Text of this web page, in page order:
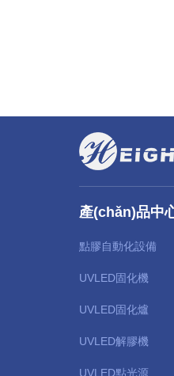
產(chǎn)品中
點膠自動化設備
UVLED固化機
UVLED固化爐
UVLED解膠機
UVLED點光源